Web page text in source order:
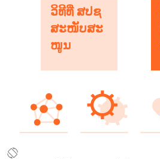
ວິທີທີ່ ສປຊ
ສະໜັບສະ
ໜູນ